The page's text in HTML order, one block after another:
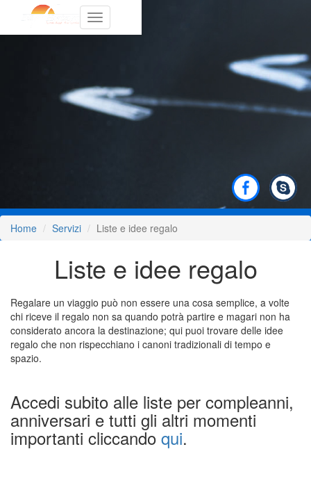
Toggle
navigation
Home Servizi Liste e idee regalo
Liste e idee regalo
Regalare un viaggio può non essere una cosa semplice, a volte
chi riceve il regalo non sa quando potrà partire e magari non ha
considerato ancora la destinazione; qui puoi trovare delle idee
regalo che non rispecchiano i canoni tradizionali di tempo e
spazio.
Accedi subito alle liste per compleanni,
anniversari e tutti gli altri momenti
importanti cliccando qui.